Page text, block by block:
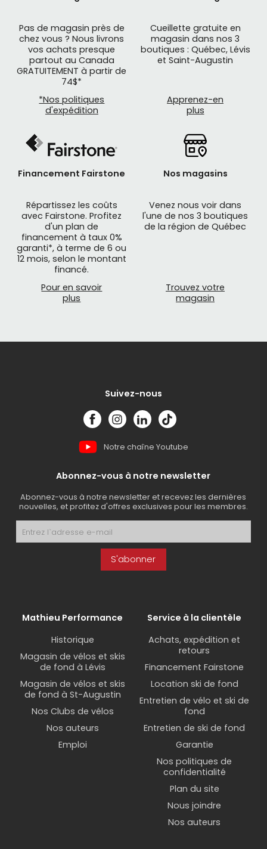
Pas de magasin près de
chez vous ? Nous livrons
vos achats presque
partout au Canada
GRATUITEMENT à partir de
74$*
*Nos politiques
d'expédition
Cueillette gratuite en
magasin dans nos 3
boutiques : Québec, Lévis
et Saint-Augustin
Apprenez-en
plus
Financement Fairstone
Répartissez les coûts
avec Fairstone. Profitez
d'un plan de
financement à taux 0%
garanti*, à terme de 6 ou
12 mois, selon le montant
financé.
Pour en savoir
plus
Nos magasins
Venez nous voir dans
l'une de nos 3 boutiques
de la région de Québec
Trouvez votre
magasin
Suivez-nous
Notre chaîne Youtube
Abonnez-vous à notre newsletter
Abonnez-vous à notre newsletter et recevez les dernières
nouvelles, et profitez d'offres exclusives pour les membres.
S'abonner
Mathieu Performance
Historique
Magasin de vélos et skis
de fond à Lévis
Magasin de vélos et skis
de fond à St-Augustin
Nos Clubs de vélos
Nos auteurs
Emploi
Service à la clientèle
Achats, expédition et
retours
Financement Fairstone
Location ski de fond
Entretien de vélo et ski de
fond
Entretien de ski de fond
Garantie
Nos politiques de
confidentialité
Plan du site
Nous joindre
Nos auteurs